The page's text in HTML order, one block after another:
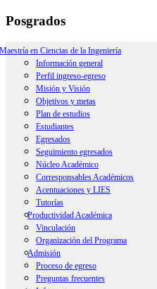
Posgrados
Maestría en Ciencias de la Ingeniería
Información general
Perfil ingreso-egreso
Misión y Visión
Objetivos y metas
Plan de estudios
Estudiantes
Egresados
Seguimiento egresados
Núcleo Académico
Corresponsables Académicos
Acentuaciones y LIES
Tutorías
Productividad Académica
Resumen
Artículos Indexados
Congresos Internacionales
Vinculación
Organización del Programa
Admisión
Proceso de admisión
Requisitos de preinscripción
Proceso de egreso
Preguntas frecuentes